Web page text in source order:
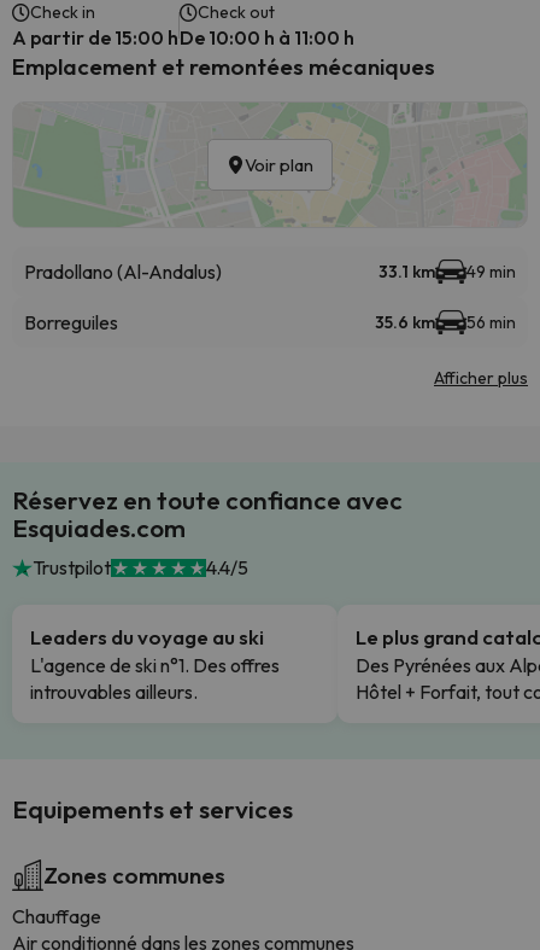
Check in
A partir de 15:00 h
Check out
De 10:00 h à 11:00 h
Emplacement et remontées mécaniques
Voir plan
Pradollano (Al-Andalus) 33.1 km 49 min
Borreguiles 35.6 km 56 min
Afficher plus
Réservez en toute confiance avec
Esquiades.com
Trustpilot 4.4/5
Leaders du voyage au ski
L'agence de ski n°1. Des offres
introuvables ailleurs.
Le plus grand
Des Pyrénées aux
Hôtel + Forfait, tout
Equipements et services
Zones communes
Chauffage
Air conditionné dans les zones communes